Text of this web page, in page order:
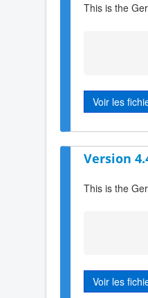
This is the
Voir les
Version
This is the
Voir les